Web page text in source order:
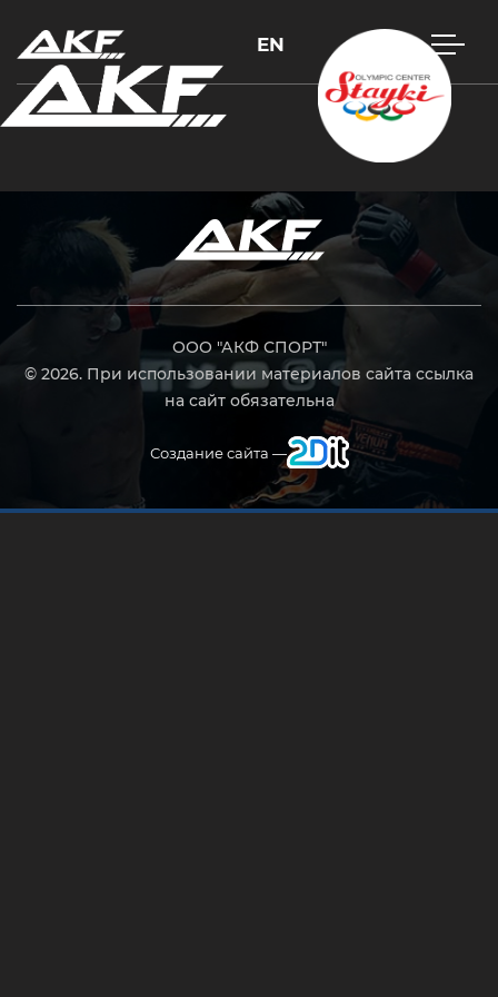
EN
ООО "АКФ СПОРТ"
© 2026. При использовании материалов сайта ссылка
на сайт обязательна
Создание сайта —
Нажмите Enter для поиска или Esc, чтобы закрыть